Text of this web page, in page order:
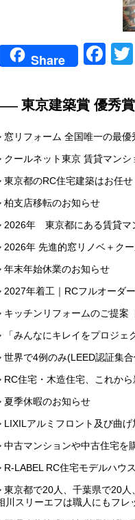
Share
東京建築賞 優秀
窓リフォーム 全国唯一の最
クールネット東京 賃貸マン
東京都のRC住宅建築はお任
柏支店移転のお知らせ
2026年 東京都にある賃貸マ
2026年 先進的窓リノベ＋ク
年末年始休業のお知らせ
2027年着工｜RCフルオーダ
キッチンリフォームのご提案
「みんなにキレイをプロジェ
世界で4例のみ(LEED認証集
RC住宅・木造住宅、これか
夏季休暇のお知らせ
LIXILアルミフロント及び曲
中古マンションや中古住宅を
R-LABEL RC住宅モデルハウ
東京都で20人、千葉県で20
川スリーエフは職人にもフレ